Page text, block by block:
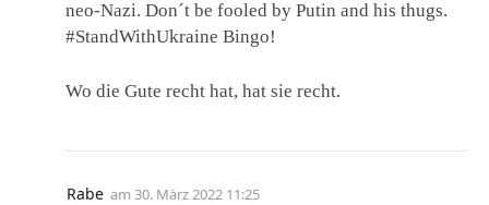
neo-Nazi. Don´t be fooled by Putin and his thugs.
#StandWithUkraine Bingo!
Wo die Gute recht hat, hat sie recht.
Rabe am 30. März 2022 11:25